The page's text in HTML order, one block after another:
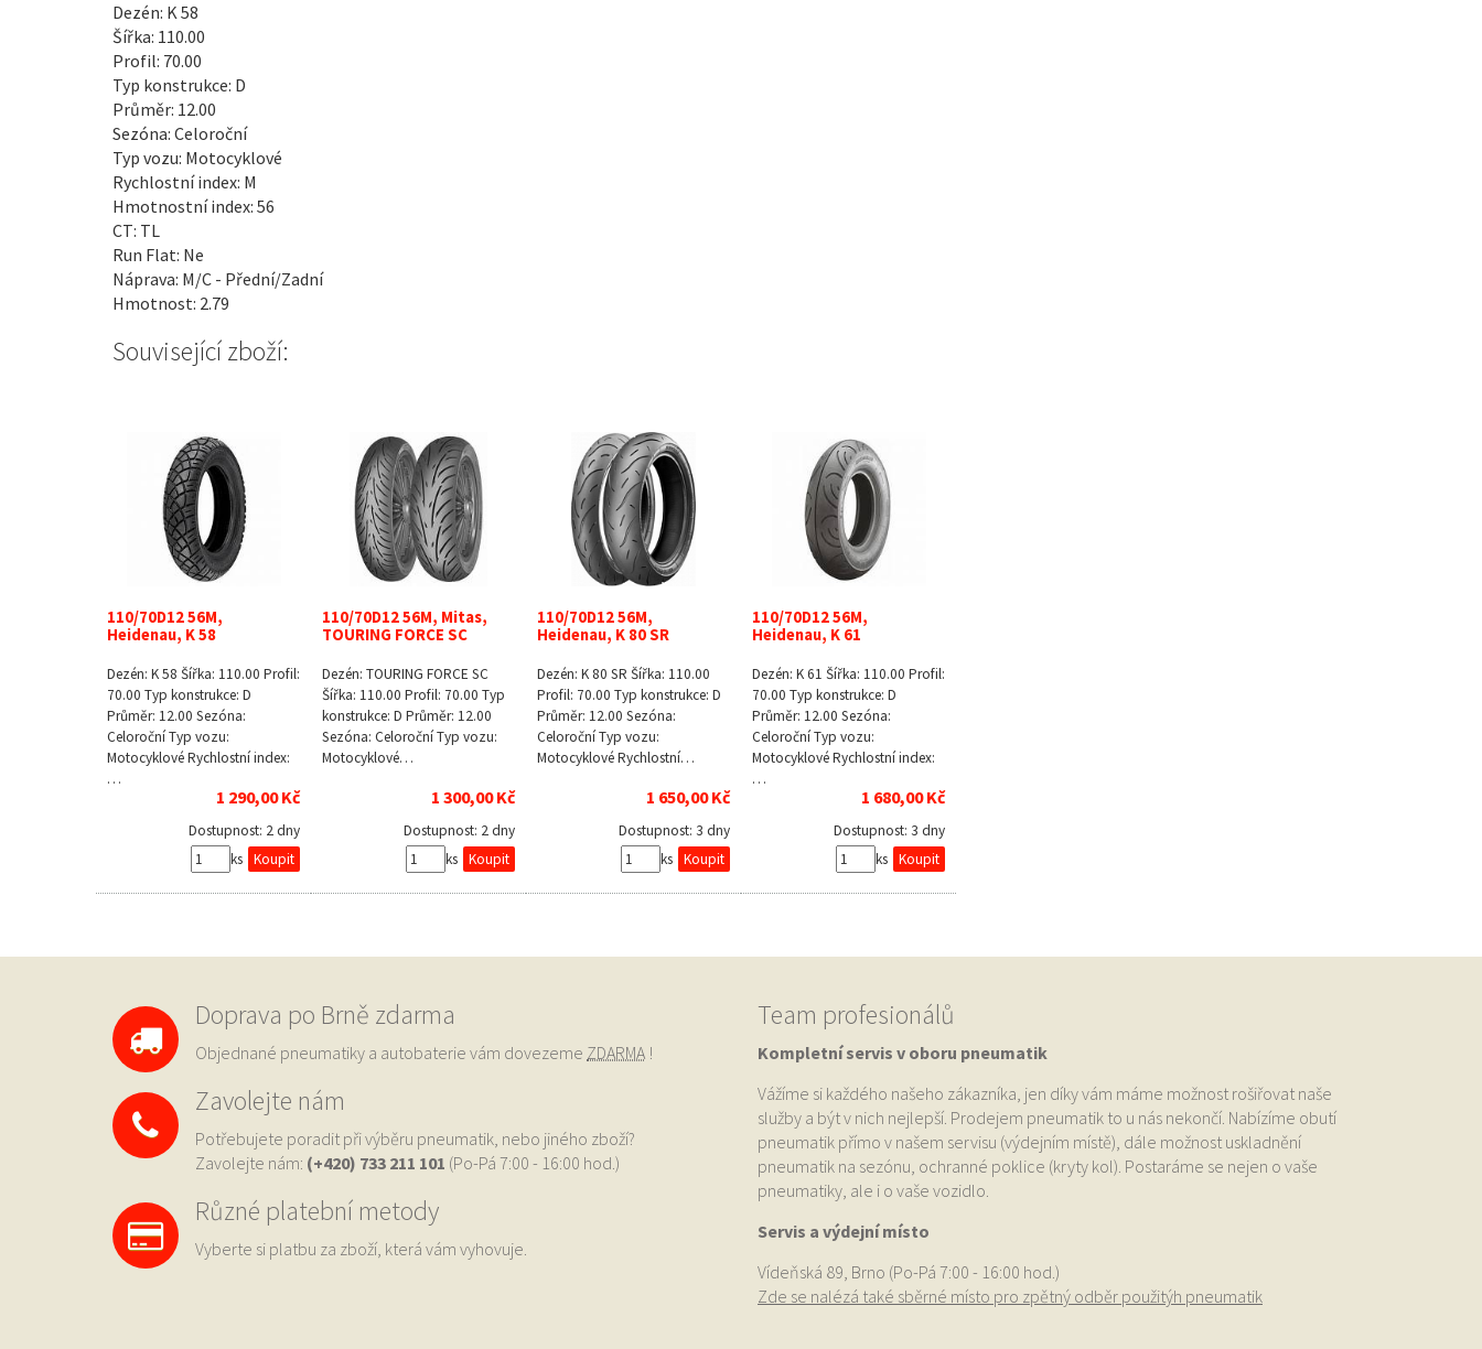
Dezén: K 58
Šířka: 110.00
Profil: 70.00
Typ konstrukce: D
Průměr: 12.00
Sezóna: Celoroční
Typ vozu: Motocyklové
Rychlostní index: M
Hmotnostní index: 56
CT: TL
Run Flat: Ne
Náprava: M/C - Přední/Zadní
Hmotnost: 2.79
Související zboží:
110/70D12 56M,
Heidenau, K 58
Dezén: K 58 Šířka: 110.00 Profil:
70.00 Typ konstrukce: D
Průměr: 12.00 Sezóna:
Celoroční Typ vozu:
Motocyklové Rychlostní index:
…
1 290,00 Kč
Dostupnost: 2 dny
ks
110/70D12 56M, Mitas,
TOURING FORCE SC
Dezén: TOURING FORCE SC
Šířka: 110.00 Profil: 70.00 Typ
konstrukce: D Průměr: 12.00
Sezóna: Celoroční Typ vozu:
Motocyklové…
1 300,00 Kč
Dostupnost: 2 dny
ks
110/70D12 56M,
Heidenau, K 80 SR
Dezén: K 80 SR Šířka: 110.00
Profil: 70.00 Typ konstrukce: D
Průměr: 12.00 Sezóna:
Celoroční Typ vozu:
Motocyklové Rychlostní…
1 650,00 Kč
Dostupnost: 3 dny
ks
110/70D12 56M,
Heidenau, K 61
Dezén: K 61 Šířka: 110.00 Profil:
70.00 Typ konstrukce: D
Průměr: 12.00 Sezóna:
Celoroční Typ vozu:
Motocyklové Rychlostní index:
…
1 680,00 Kč
Dostupnost: 3 dny
ks
Doprava po Brně zdarma
Objednané pneumatiky a autobaterie vám dovezeme ZDARMA !
Zavolejte nám
Potřebujete poradit při výběru pneumatik, nebo jiného zboží?
Zavolejte nám: (+420) 733 211 101 (Po-Pá 7:00 - 16:00 hod.)
Různé platební metody
Vyberte si platbu za zboží, která vám vyhovuje.
Team profesionálů
Kompletní servis v oboru pneumatik
Vážíme si každého našeho zákazníka, jen díky vám máme možnost rošiřovat naše
služby a být v nich nejlepší. Prodejem pneumatik to u nás nekončí. Nabízíme obutí
pneumatik přímo v našem servisu (výdejním místě), dále možnost uskladnění
pneumatik na sezónu, ochranné poklice (kryty kol). Postaráme se nejen o vaše
pneumatiky, ale i o vaše vozidlo.
Servis a výdejní místo
Vídeňská 89, Brno (Po-Pá 7:00 - 16:00 hod.)
Zde se nalézá také sběrné místo pro zpětný odběr použitýh pneumatik